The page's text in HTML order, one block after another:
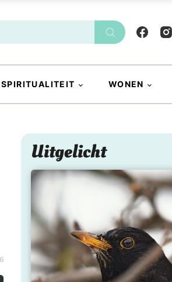
SPIRITUALITEIT WONEN
Uitgelicht